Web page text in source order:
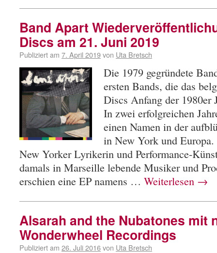
Band Apart
Discs am 21. Juni 2019
Publiziert am 7. April 2019von Uta Bretsch
Die 1979 gegründete
ersten Bands, die das
Discs Anfang der 1980er
In zwei erfolgreichen
einen Namen in der
in New York und
New Yorker Lyrikerin und Performance-
damals in Marseille lebende Musiker und
erschien eine EP namens … Weiterlesen →
Alsarah and the Nubatones mit
Wonderwheel Recordings
Publiziert am 26. Juli 2016von Uta Bretsch